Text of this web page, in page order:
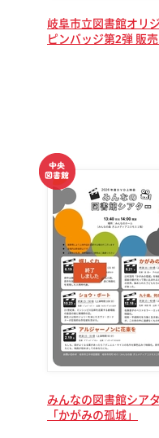
岐阜市立図書館オリ
ピンバッジ第2弾 販
みんなの図書館シア
「かがみの孤城」